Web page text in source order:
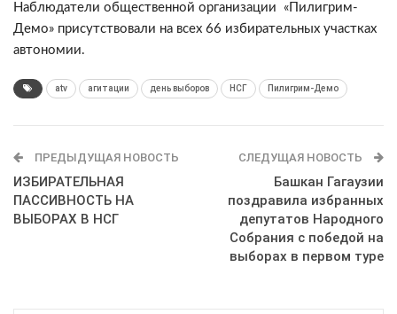
Наблюдатели общественной организации «Пилигрим-
Демо» присутствовали на всех 66 избирательных участках
автономии.
atv агитации день выборов НСГ Пилигрим-Демо
ПРЕДЫДУЩАЯ НОВОСТЬ
ИЗБИРАТЕЛЬНАЯ
ПАССИВНОСТЬ НА
ВЫБОРАХ В НСГ
СЛЕДУЩАЯ НОВОСТЬ
Башкан Гагаузии
поздравила избранных
депутатов Народного
Собрания с победой на
выборах в первом туре